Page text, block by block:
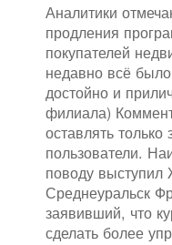
Аналитики
продления
покупателей
недавно всё
достойно и
филиала)
оставлять
пользователи.
поводу
Среднеуральск
заявивший, что
сделать более